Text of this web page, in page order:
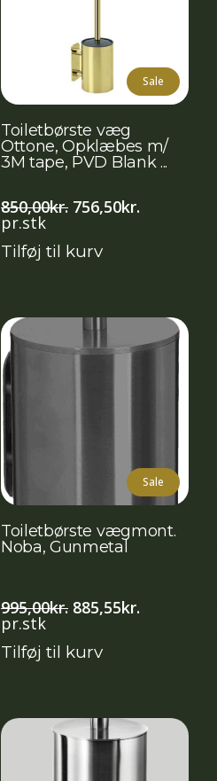
Sale
Toiletbørste væg
Ottone, Opklæbes m/
3M tape, PVD Blank ...
850,00kr. Den
oprindelige
var:
756,50kr.
pr.stk
Tilføj til kurv
Sale
Toiletbørste vægmont.
Noba, Gunmetal
995,00kr. Den
oprindelige
var:
885,55kr.
pr.stk
Tilføj til kurv